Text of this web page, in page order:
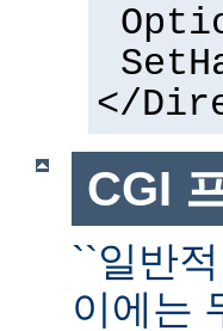
</
CGI
``일반
이에는